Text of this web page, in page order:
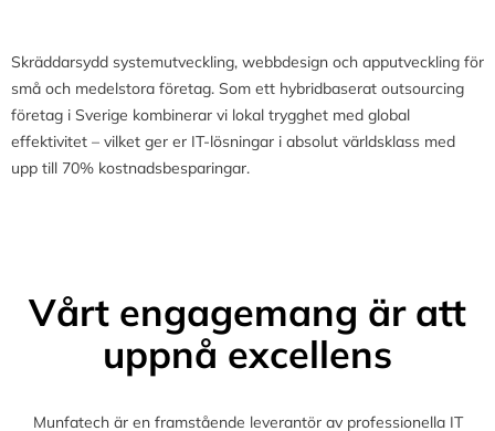
Skräddarsydd systemutveckling, webbdesign och apputveckling för
små och medelstora företag. Som ett hybridbaserat outsourcing
företag i Sverige kombinerar vi lokal trygghet med global
effektivitet – vilket ger er IT-lösningar i absolut världsklass med
upp till 70% kostnadsbesparingar.
Vårt engagemang är att
uppnå excellens
Munfatech är en framstående leverantör av professionella IT